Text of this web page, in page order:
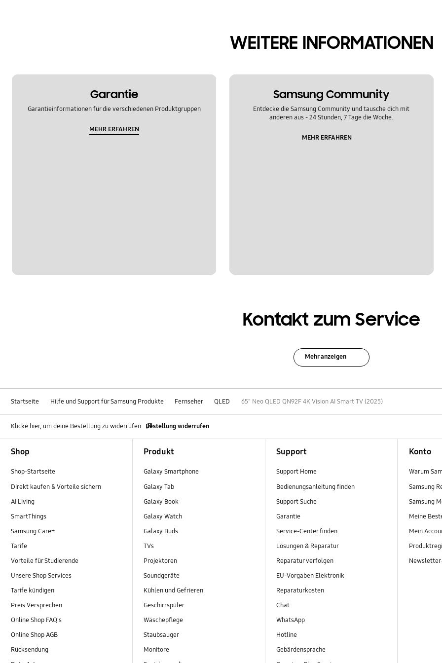
WEITERE INFORMATIONEN
Garantie
Garantieinformationen für die verschiedenen Produktgruppen
MEHR ERFAHREN
Samsung Community
Entdecke die Samsung Community und tausche dich mit
anderen aus - 24 Stunden, 7 Tage die Woche.
MEHR ERFAHREN
Kontakt zum Service
Mehr anzeigen
Startseite Hilfe und Support für Samsung Produkte Fernseher QLED 65" Neo QLED QN92F 4K Vision AI Smart TV (2025)
Klicke hier, um deine Bestellung zu widerrufen Bestellung widerrufen
Shop
Shop-Startseite
Direkt kaufen & Vorteile sichern
AI Living
SmartThings
Samsung Care+
Tarife
Vorteile für Studierende
Unsere Shop Services
Tarife kündigen
Preis Versprechen
Online Shop FAQ's
Online Shop AGB
Rücksendung
Produkt
Galaxy Smartphone
Galaxy Tab
Galaxy Book
Galaxy Watch
Galaxy Buds
TVs
Projektoren
Soundgeräte
Kühlen und Gefrieren
Geschirrspüler
Wäschepflege
Staubsauger
Monitore
Support
Support Home
Bedienungsanleitung finden
Support Suche
Garantie
Service-Center finden
Lösungen & Reparatur
Reparatur verfolgen
EU-Vorgaben Elektronik
Reparaturkosten
Chat
WhatsApp
Hotline
Gebärdensprache
Konto
Warum
Samsung
Samsung
Meine
Mein